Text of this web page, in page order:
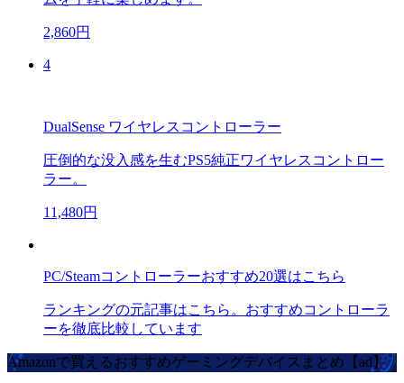
2,860円
4
DualSense ワイヤレスコントローラー
圧倒的な没入感を生むPS5純正ワイヤレスコントロー
ラー。
11,480円
PC/Steamコントローラーおすすめ20選はこちら
ランキングの元記事はこちら。おすすめコントローラ
ーを徹底比較しています
Amazonで買えるおすすめゲーミングデバイスまとめ【ad】